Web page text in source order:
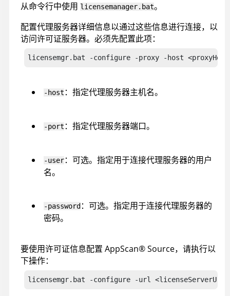
从命令行中使用 licensemanager.bat。
配置代理服务器详细信息以通过这些信息进行连接，以
访问许可证服务器。必须先配置此项：
licensemgr.bat -configure -proxy -host
-host ：指定代理服务器主机名。
-port ：指定代理服务器端口。
-user：可选。指定用于连接代理服务器的用户
名。
-password ：可选。指定用于连接代理服务器的
密码。
要使用许可证信息配置AppScan®Source，请执行以
下操作：
licensemgr.bat -configure -url